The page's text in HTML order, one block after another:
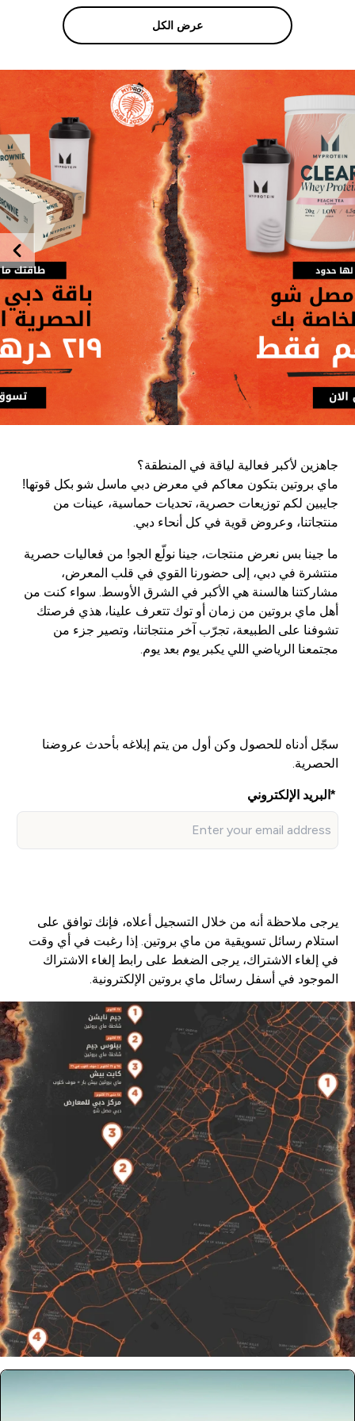
عرض الكل
جاهزين لأكبر فعالية لياقة في المنطقة؟
ماي بروتين بتكون معاكم في معرض دبي ماسل شو بكل قوتها!
جايبين لكم توزيعات حصرية، تحديات حماسية، عينات من
منتجاتنا، وعروض قوية في كل أنحاء دبي.
ما جينا بس نعرض منتجات، جينا نولّع الجو! من فعاليات حصرية
منتشرة في دبي، إلى حضورنا القوي في قلب المعرض،
مشاركتنا هالسنة هي الأكبر في الشرق الأوسط. سواء كنت من
أهل ماي بروتين من زمان أو توك تتعرف علينا، هذي فرصتك
تشوفنا على الطبيعة، تجرّب آخر منتجاتنا، وتصير جزء من
مجتمعنا الرياضي اللي يكبر يوم بعد يوم.
سجّل أدناه للحصول وكن أول من يتم إبلاغه بأحدث عروضنا
الحصرية.
البريد الإلكتروني
يرجى ملاحظة أنه من خلال التسجيل أعلاه، فإنك توافق على
استلام رسائل تسويقية من ماي بروتين. إذا رغبت في أي وقت
في إلغاء الاشتراك، يرجى الضغط على رابط إلغاء الاشتراك
الموجود في أسفل رسائل ماي بروتين الإلكترونية.